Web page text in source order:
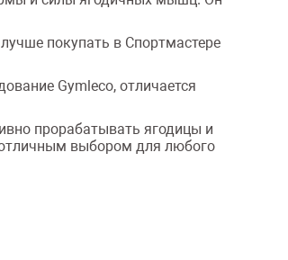
покупать в Спортмастере
Gymleco, отличается
прорабатывать ягодицы и
выбором для любого